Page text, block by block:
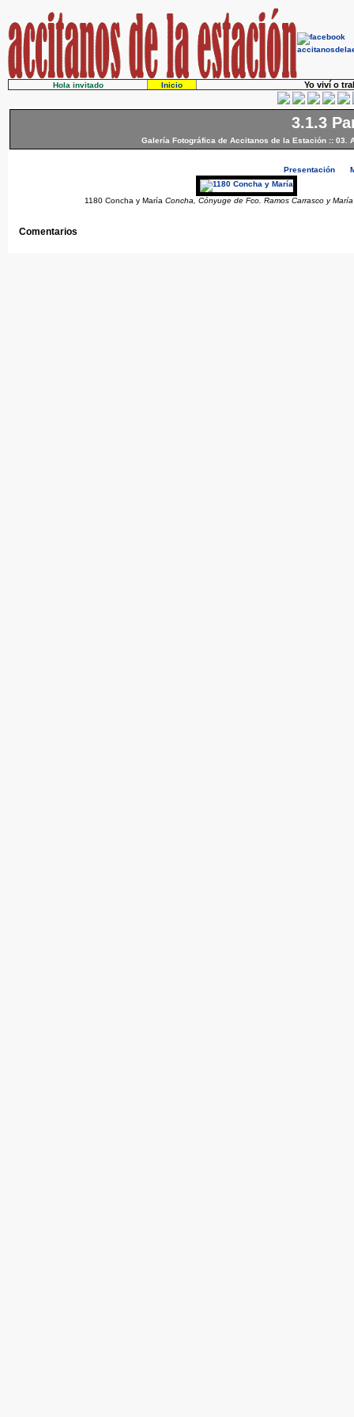
Hola invitado Inicio Yo viví o
3.1.3
Galería Fotográfica de Accitanos de la Estación:: 03.
Presentación
1180 Concha y María Concha, Cónyuge de Fco. Ramos Carrasco y
Comentarios